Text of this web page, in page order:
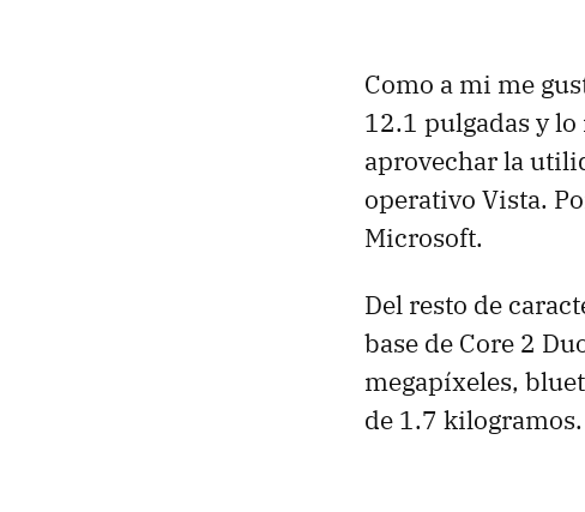
Como a mi me
12.1 pulgadas y
aprovechar la
operativo Vista.
Microsoft.
Del resto de
base de Core 2
megapíxeles,
de 1.7 kilogramos.